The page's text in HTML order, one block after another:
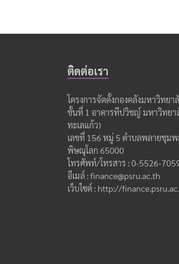
ติดต่อเรา
โครงการจัดตั้งกองคลังมหาวิทย
ชั้นที่ 1 อาคารทีปวิชญ์ มหาวิทย
ทะเลแก้ว)
เลขที่ 156 หมู่ 5 ตำบลพลายชุมพ
พิษณุโลก 65000
โทรศัพท์/โทรสาร : 0-5526-
อีเมล์ : finance@psru.ac.th
เว็บไซต์ : http://